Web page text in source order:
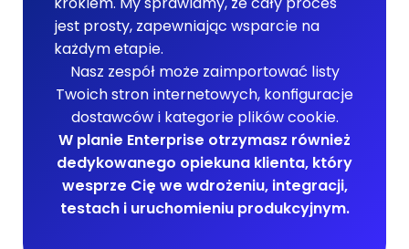
jest prosty, zapewniając wsparcie na
każdym etapie.
Nasz zespół może zaimportować listy
Twoich stron internetowych, konfiguracje
dostawców i kategorie plików cookie.
W planie Enterprise otrzymasz również
dedykowanego opiekuna klienta, który
wesprze Cię we wdrożeniu, integracji,
testach i uruchomieniu produkcyjnym.